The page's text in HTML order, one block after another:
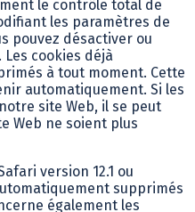
le contrôle total de
les paramètres de
pouvez désactiver ou
cookies déjà
à tout moment. Cette
automatiquement. Si les
site Web, il se peut
Web ne soient plus
version 12.1 ou
supprimés
également les